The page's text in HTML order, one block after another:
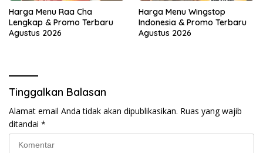
Harga Menu Raa Cha
Lengkap & Promo Terbaru
Agustus 2026
Harga Menu Wingstop
Indonesia & Promo Terbaru
Agustus 2026
Tinggalkan Balasan
Alamat email Anda tidak akan dipublikasikan. Ruas yang wajib
ditandai *